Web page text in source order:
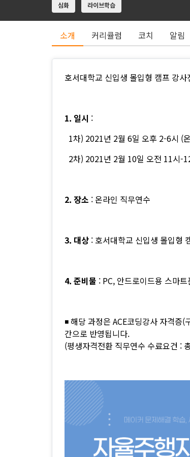
심화 라이브학습
소개 커리큘럼 코치 알림
호서대학교 신입생 몰입형 캠프 강
1. 일시 :
1차) 2021년 2월 6일 오후 2-6시 (
2차) 2021년 2월 10일 오전 11시-
2. 장소 : 온라인 직무연수
3. 대상 : 호서대학교 신입생 몰입형
4. 준비물 : PC, 안드로이드용 스마
◾ 해당 과정은 ACE코딩강사 자격
간으로 반영됩니다.
(평생자격전환 직무연수 수료요건 :